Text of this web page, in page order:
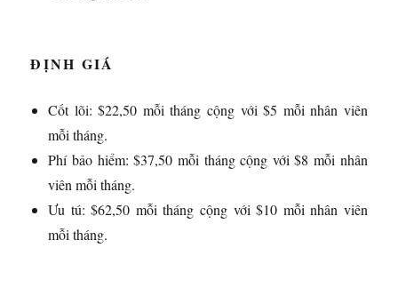
ĐỊNH GIÁ
Cốt lõi: $22,50 mỗi tháng cộng với $5 mỗi nhân viên
mỗi tháng.
Phí bảo hiểm: $37,50 mỗi tháng cộng với $8 mỗi nhân
viên mỗi tháng.
Ưu tú: $62,50 mỗi tháng cộng với $10 mỗi nhân viên
mỗi tháng.